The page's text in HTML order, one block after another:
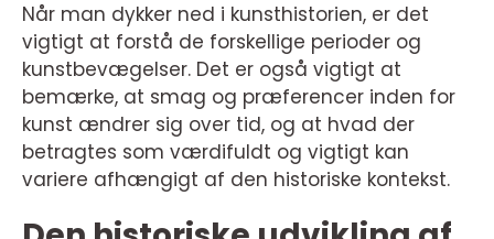
Når man dykker ned i kunsthistorien, er det
vigtigt at forstå de forskellige perioder og
kunstbevægelser. Det er også vigtigt at
bemærke, at smag og præferencer inden for
kunst ændrer sig over tid, og at hvad der
betragtes som værdifuldt og vigtigt kan
variere afhængigt af den historiske kontekst.